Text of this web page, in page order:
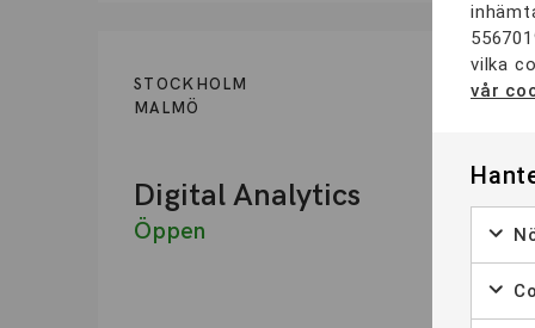
STOCKHOLM
MALMÖ
Digital Analytics
Öppen
YH-PROGRAM
vilka
vår